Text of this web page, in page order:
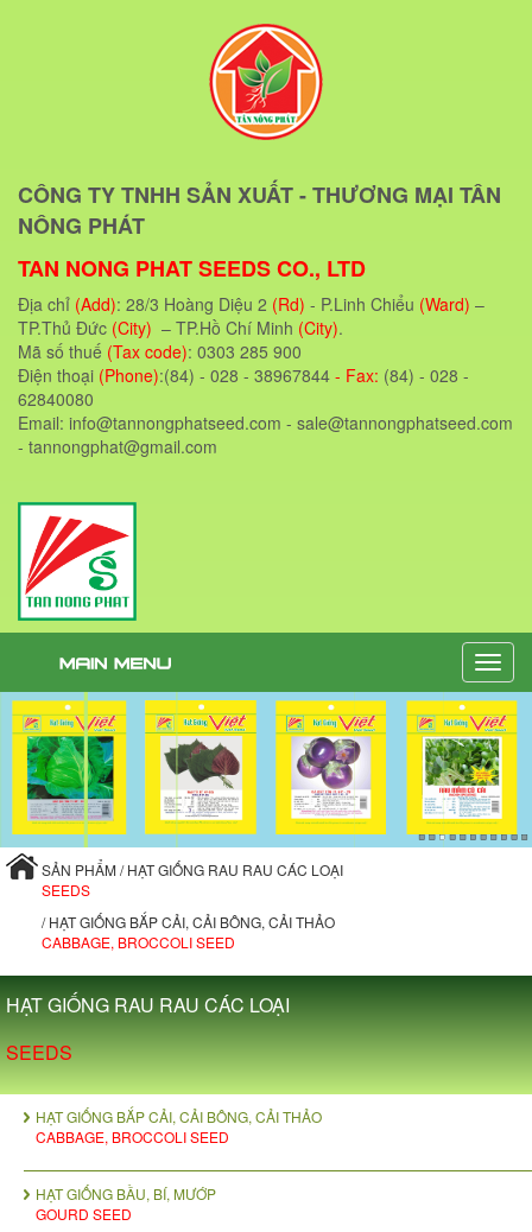
CÔNG TY TNHH SẢN XUẤT - THƯƠNG MẠI TÂN
NÔNG PHÁT
TAN NONG PHAT SEEDS CO., LTD
Địa chỉ (Add): 28/3 Hoàng Diệu 2 (Rd) - P.Linh Chiểu (Ward) –
TP.Thủ Đức (City) – TP.Hồ Chí Minh (City).
Mã số thuế (Tax code): 0303 285 900
Điện thoại (Phone):(84) - 028 - 38967844 - Fax: (84) - 028 -
62840080
Email: info@tannongphatseed.com - sale@tannongphatseed.com
- tannongphat@gmail.com
Toggle
SẢN PHẨM / HẠT GIỐNG RAU RAU CÁC LOẠI
SEEDS
/ HẠT GIỐNG BẮP CẢI, CẢI BÔNG, CẢI THẢO
CABBAGE, BROCCOLI SEED
HẠT GIỐNG RAU RAU CÁC LOẠI
SEEDS
HẠT GIỐNG BẮP CẢI, CẢI BÔNG, CẢI THẢO
CABBAGE, BROCCOLI SEED
HẠT GIỐNG BẦU, BÍ, MƯỚP
GOURD SEED